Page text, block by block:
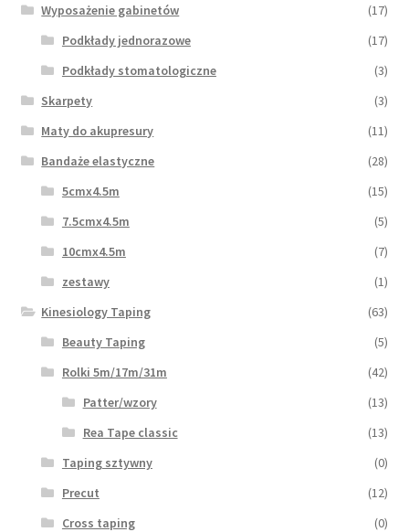
Wyposażenie gabinetów
(17)
Podkłady jednorazowe
(17)
Podkłady stomatologiczne
(3)
Skarpety
(3)
Maty do akupresury
(11)
Bandaże elastyczne
(28)
5cmx4.5m
(15)
7.5cmx4.5m
(5)
10cmx4.5m
(7)
zestawy
(1)
Kinesiology Taping
(63)
Beauty Taping
(5)
Rolki 5m/17m/31m
(42)
Patter/wzory
(13)
Rea Tape classic
(13)
Taping sztywny
(0)
Precut
(12)
Cross taping
(0)